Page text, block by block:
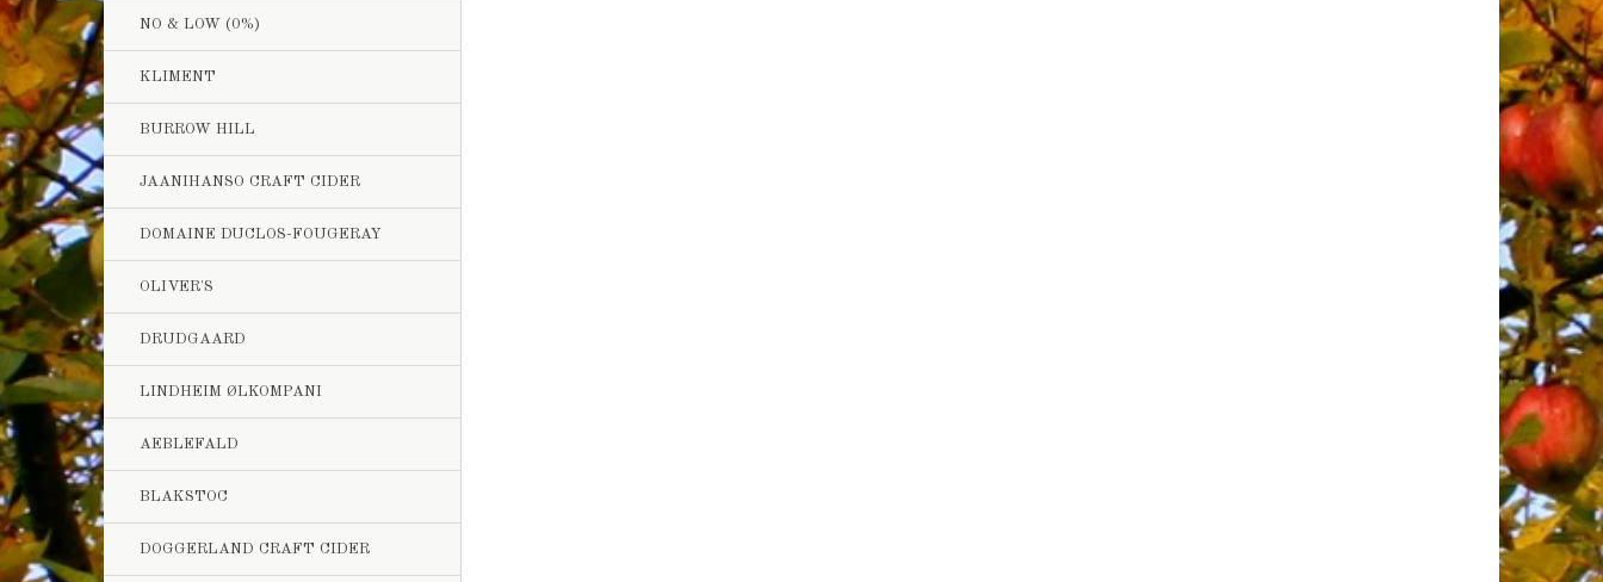
NO & LOW (0%)
KLIMENT
BURROW HILL
JAANIHANSO CRAFT CIDER
DOMAINE DUCLOS-FOUGERAY
OLIVER'S
DRUDGAARD
LINDHEIM ØLKOMPANI
AEBLEFALD
BLAKSTOC
DOGGERLAND CRAFT CIDER